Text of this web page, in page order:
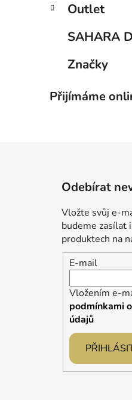
Outlet
SAHARA
Značky
Přijímáme
Odebírat
Vložte svůj e-
budeme zasílat
produktech na
E-mail
Vložením e-
podmínkami
údajů